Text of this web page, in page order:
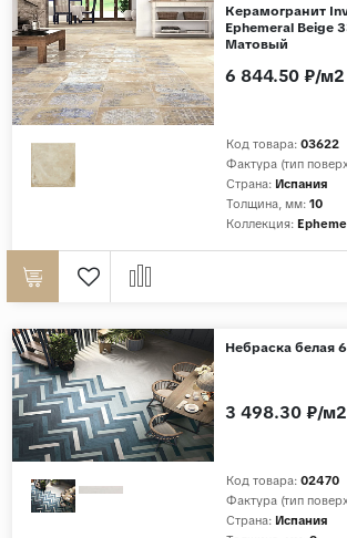
Керамогранит
Ephemeral Beige
Матовый
Код товара: 03622
Фактура (тип
Страна: Испания
Толщина, мм: 10
Коллекция:
6 844.50 ₽/м2
Небраска белая
Код товара: 02470
Фактура (тип
Страна: Испания
3 498.30 ₽/м2